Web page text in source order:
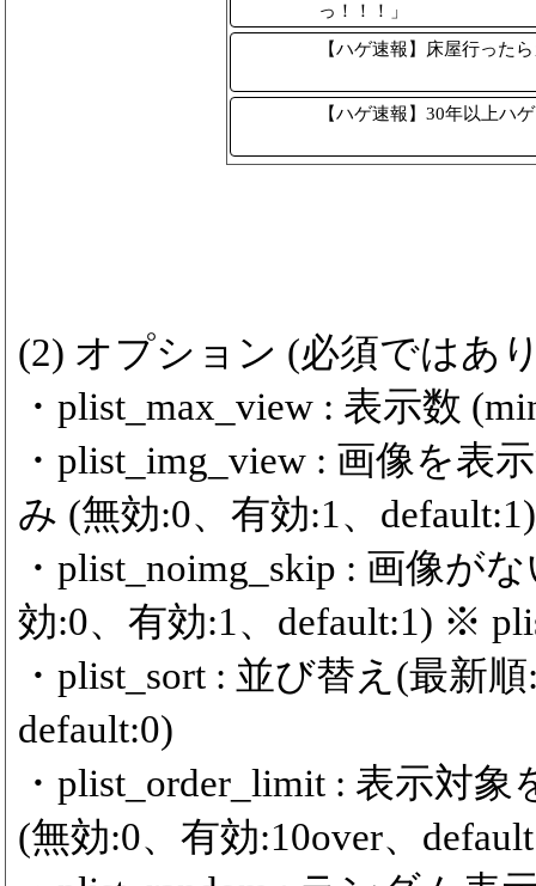
っ！！！」
【ハゲ速報】床屋行った
【ハゲ速報】30年以上ハ
(2) オプション (必須ではあ
・plist_max_view : 表示数
・plist_img_view : 画像を表
み (無効:0、有効:1、default:1)
・plist_noimg_skip : 画像が
効:0、有効:1、default:1) ※
・plist_sort : 並び替え(最新
default:0)
・plist_order_limit : 表示対
(無効:0、有効:10over、